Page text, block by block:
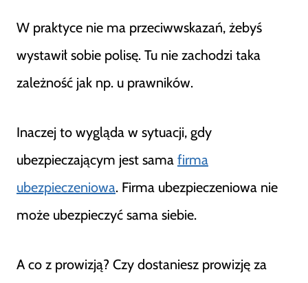
W praktyce nie ma przeciwwskazań, żebyś
wystawił sobie polisę. Tu nie zachodzi taka
zależność jak np. u prawników.
Inaczej to wygląda w sytuacji, gdy
ubezpieczającym jest sama firma
ubezpieczeniowa. Firma ubezpieczeniowa nie
może ubezpieczyć sama siebie.
A co z prowizją? Czy dostaniesz prowizję za